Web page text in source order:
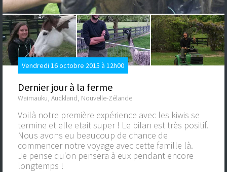
Vendredi 16 octobre 2015 à 12h00
Dernier jour à la ferme
Waimauku, Auckland, Nouvelle-Zélande
Voilà notre première expérience avec les kiwis se
termine et elle etait super ! Le bilan est très positif.
Nous avons eu beaucoup de chance de
commencer notre voyage avec cette famille là.
Je pense qu'on pensera à eux pendant encore
longtemps !